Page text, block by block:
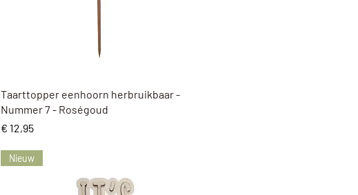
Snel overzicht
Taarttopper eenhoorn herbruikbaar -
Nummer 7 - Roségoud
Prijs
€ 12,95
Nieuw